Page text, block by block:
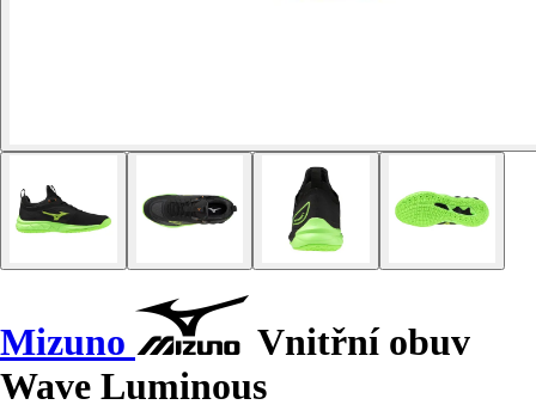
Mizuno
Vnitřní obuv
Wave Luminous